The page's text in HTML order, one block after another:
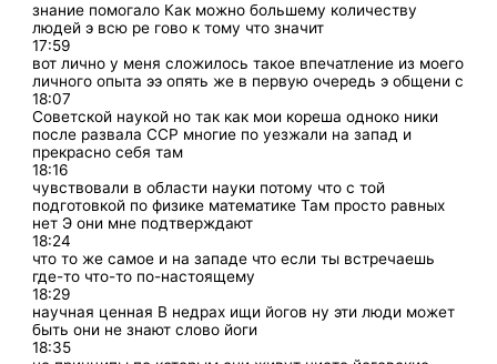
знание помогало Как можно большему количеству
людей э всю ре гово к тому что значит
17:59
вот лично у меня сложилось такое впечатление из моего
личного опыта ээ опять же в первую очередь э общени с
18:07
Советской наукой но так как мои кореша одноко ники
после развала ССР многие по уезжали на запад и
прекрасно себя там
18:16
чувствовали в области науки потому что с той
подготовкой по физике математике Там просто равных
нет Э они мне подтверждают
18:24
что то же самое и на западе что если ты встречаешь
где-то что-то по-настоящему
18:29
научная ценная В недрах ищи йогов ну эти люди может
быть они не знают слово йоги
18:35